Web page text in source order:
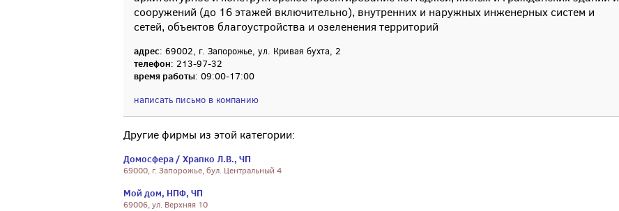
сооружений (до 16 этажей включительно), внутренних и наружных инженерных систем и
сетей, объектов благоустройства и озеленения территорий
адрес: 69002, г. Запорожье, ул. Кривая бухта, 2
телефон: 213-97-32
время работы: 09:00-17:00
написать письмо в компанию
Другие фирмы из этой категории:
Домосфера / Храпко Л.В., ЧП
69000, г. Запорожье, бул. Центральный 4
Мой дом, НПФ, ЧП
69006, ул. Верхняя 10